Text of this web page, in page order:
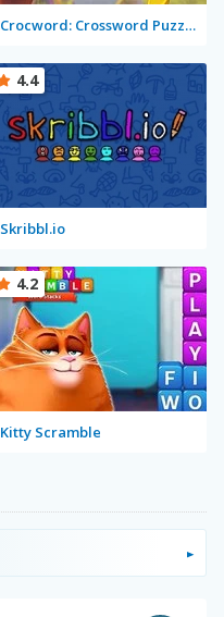
Crocword: Crossword Puzzle Game
Skribbl.io
4.4
Kitty Scramble
4.2